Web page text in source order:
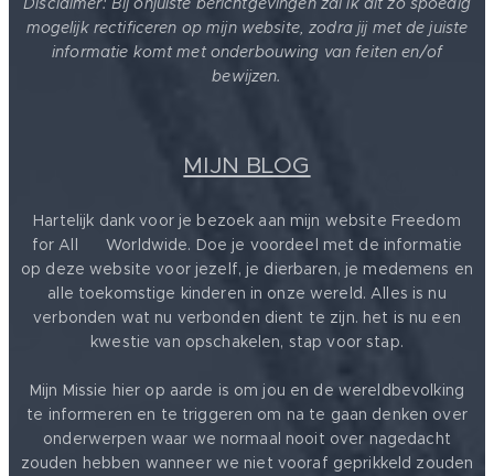
mogelijk rectificeren op mijn website, zodra jij met de juiste
informatie komt met onderbouwing van feiten en/of
bewijzen.
MIJN BLOG
Hartelijk dank voor je bezoek aan mijn website Freedom
for All ❤️ Worldwide. Doe je voordeel met de informatie
op deze website voor jezelf, je dierbaren, je medemens en
alle toekomstige kinderen in onze wereld. Alles is nu
verbonden wat nu verbonden dient te zijn. het is nu een
kwestie van opschakelen, stap voor stap.
Mijn Missie hier op aarde is om jou en de wereldbevolking
te informeren en te triggeren om na te gaan denken over
onderwerpen waar we normaal nooit over nagedacht
zouden hebben wanneer we niet vooraf geprikkeld zouden